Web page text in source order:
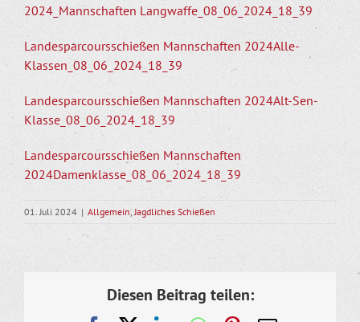
2024_Mannschaften Langwaffe_08_06_2024_18_39
Landesparcoursschießen Mannschaften 2024Alle-
Klassen_08_06_2024_18_39
Landesparcoursschießen Mannschaften 2024Alt-Sen-
Klasse_08_06_2024_18_39
Landesparcoursschießen Mannschaften
2024Damenklasse_08_06_2024_18_39
01. Juli 2024 | Allgemein, Jagdliches Schießen
Diesen Beitrag teilen: